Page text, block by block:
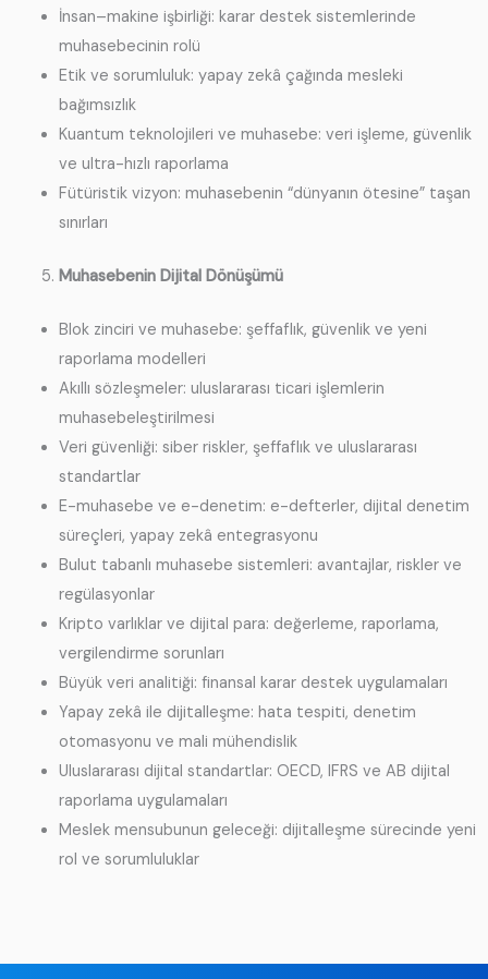
İnsan–makine işbirliği: karar destek sistemlerinde
muhasebecinin rolü
Etik ve sorumluluk: yapay zekâ çağında mesleki
bağımsızlık
Kuantum teknolojileri ve muhasebe: veri işleme, güvenlik
ve ultra-hızlı raporlama
Fütüristik vizyon: muhasebenin “dünyanın ötesine” taşan
sınırları
Muhasebenin Dijital Dönüşümü
Blok zinciri ve muhasebe: şeffaflık, güvenlik ve yeni
raporlama modelleri
Akıllı sözleşmeler: uluslararası ticari işlemlerin
muhasebeleştirilmesi
Veri güvenliği: siber riskler, şeffaflık ve uluslararası
standartlar
E-muhasebe ve e-denetim: e-defterler, dijital denetim
süreçleri, yapay zekâ entegrasyonu
Bulut tabanlı muhasebe sistemleri: avantajlar, riskler ve
regülasyonlar
Kripto varlıklar ve dijital para: değerleme, raporlama,
vergilendirme sorunları
Büyük veri analitiği: finansal karar destek uygulamaları
Yapay zekâ ile dijitalleşme: hata tespiti, denetim
otomasyonu ve mali mühendislik
Uluslararası dijital standartlar: OECD, IFRS ve AB dijital
raporlama uygulamaları
Meslek mensubunun geleceği: dijitalleşme sürecinde yeni
rol ve sorumluluklar